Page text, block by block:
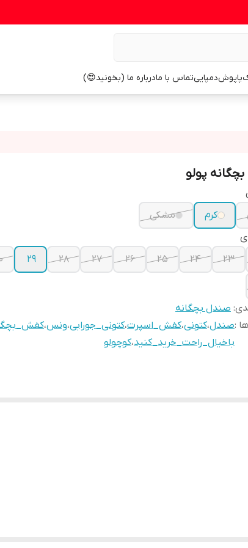
پاپوشدمپاییتماس با مادرباره ما (بخونید😍)
پولو
کرم
مشکی
23
24
25
26
27
28
29
: صندل بچگانه
:صندل،کتونی،کفش_اسپرت،کتونی_جورابی،ونس،
باخیال_راحت_خرید_کنید،کوچولو